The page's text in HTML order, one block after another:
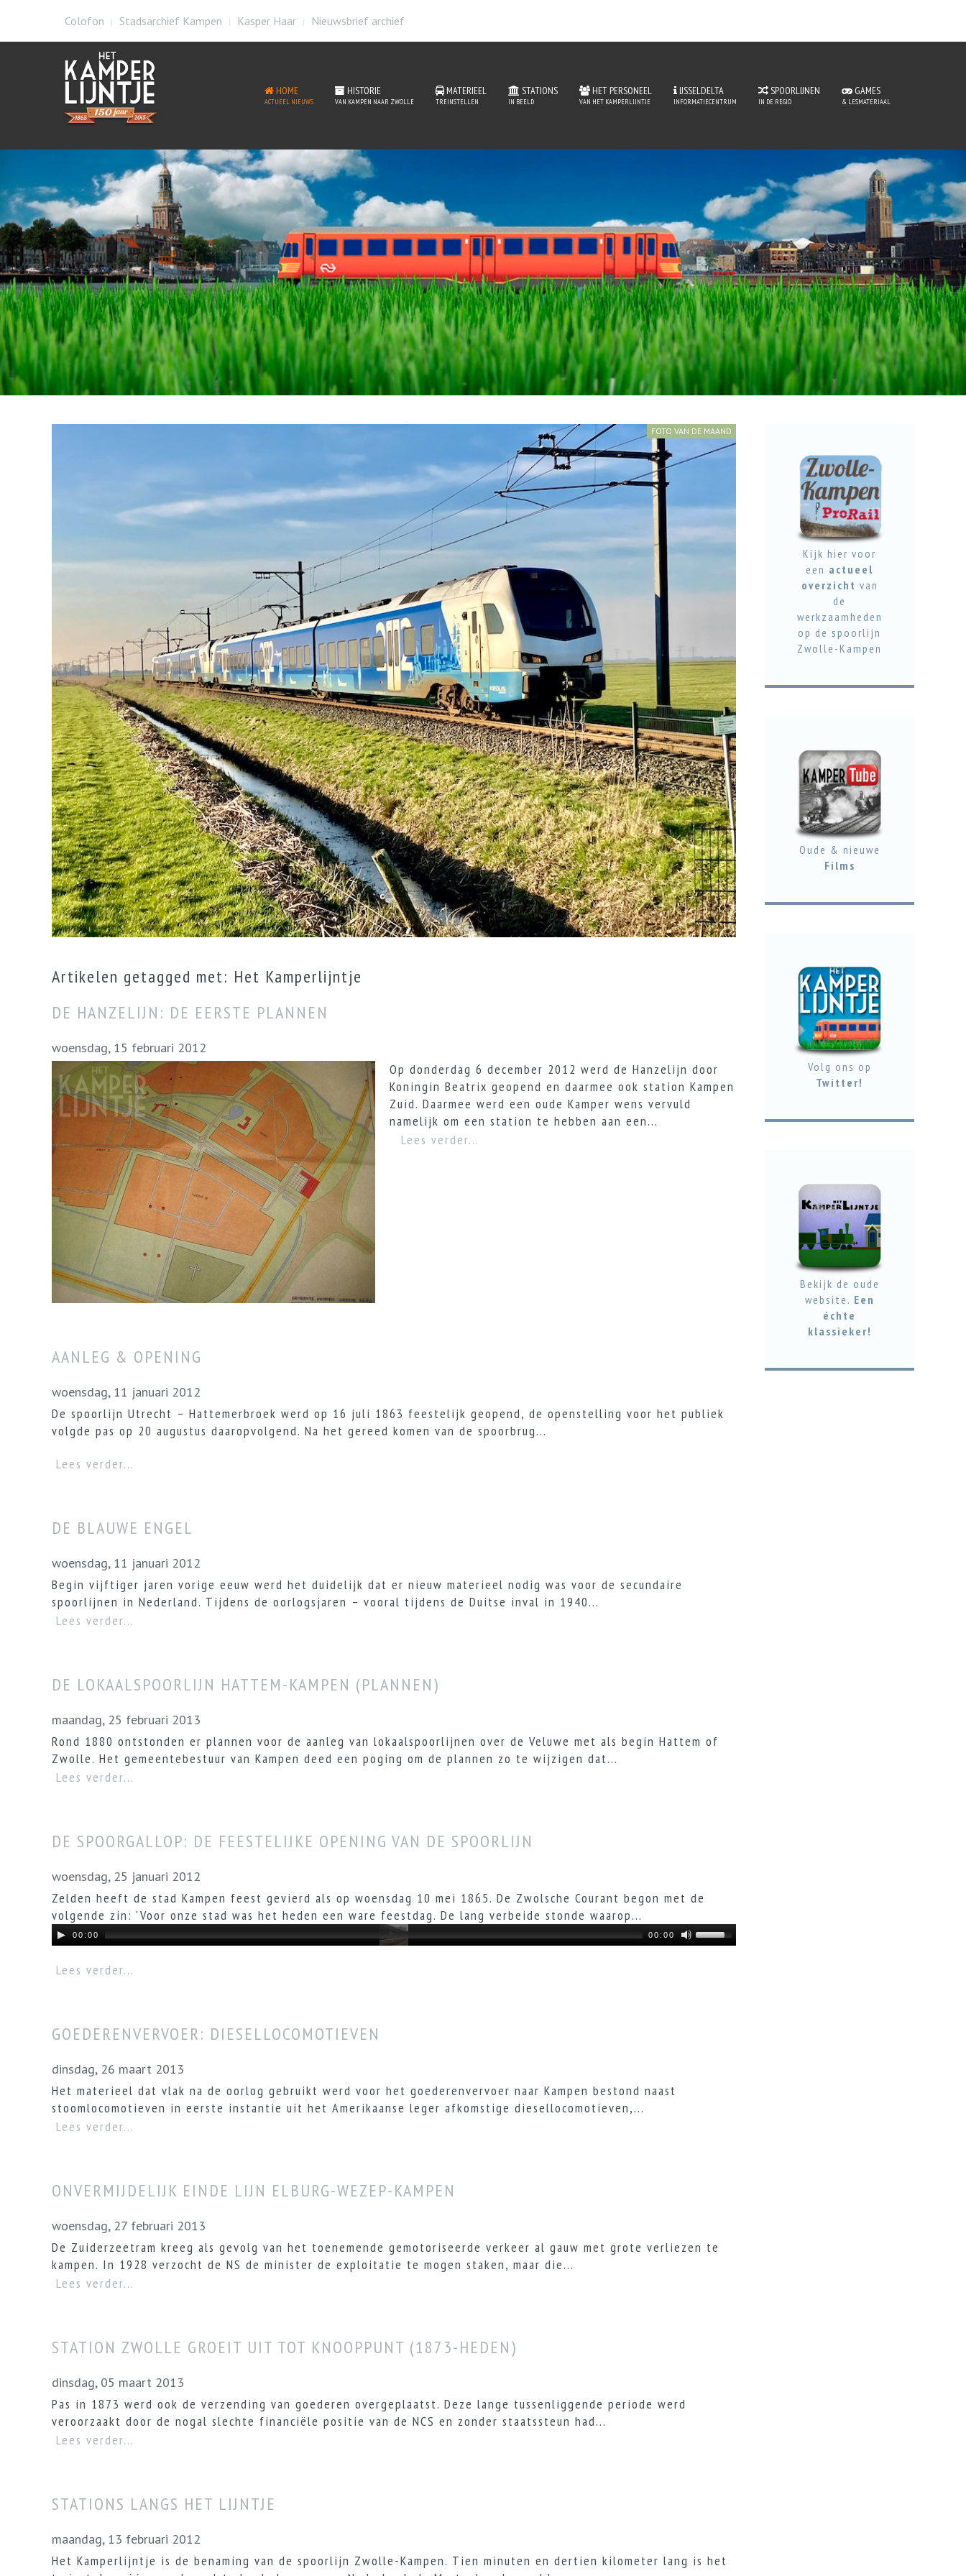
Colofon Stadsarchief Kampen Kasper Haar Nieuwsbrief archief
HOME
ACTUEEL NIEUWS
HISTORIE
VAN KAMPEN NAAR ZWOLLE
MATERIEEL
TREINSTELLEN
STATIONS
IN BEELD
HET PERSONEEL
VAN HET KAMPERLIJNTJE
IJSSELDELTA
INFORMATIECENTRUM
SPOORLIJNEN
IN DE REGIO
GAMES
& LESMATERIAAL
Welkom op de website van het KamperLijntje
MEER INFORMATIE
FOTO VAN DE MAAND
Zwolle maart 2025
Artikelen getagged met: Het Kamperlijntje
DE HANZELIJN: DE EERSTE PLANNEN
woensdag, 15 februari 2012
Op donderdag 6 december 2012 werd de Hanzelijn door
Koningin Beatrix geopend en daarmee ook station Kampen
Zuid. Daarmee werd een oude Kamper wens vervuld
namelijk om een station te hebben aan een...
Lees verder...
AANLEG & OPENING
woensdag, 11 januari 2012
De spoorlijn Utrecht – Hattemerbroek werd op 16 juli 1863 feestelijk geopend, de openstelling voor het publiek
volgde pas op 20 augustus daaropvolgend. Na het gereed komen van de spoorbrug...
Lees verder...
DE BLAUWE ENGEL
woensdag, 11 januari 2012
Begin vijftiger jaren vorige eeuw werd het duidelijk dat er nieuw materieel nodig was voor de secundaire
spoorlijnen in Nederland. Tijdens de oorlogsjaren – vooral tijdens de Duitse inval in 1940...
Lees verder...
DE LOKAALSPOORLIJN HATTEM-KAMPEN (PLANNEN)
maandag, 25 februari 2013
Rond 1880 ontstonden er plannen voor de aanleg van lokaalspoorlijnen over de Veluwe met als begin Hattem of
Zwolle. Het gemeentebestuur van Kampen deed een poging om de plannen zo te wijzigen dat...
Lees verder...
DE SPOORGALLOP: DE FEESTELIJKE OPENING VAN DE SPOORLIJN
woensdag, 25 januari 2012
Zelden heeft de stad Kampen feest gevierd als op woensdag 10 mei 1865. De Zwolsche Courant begon met de
volgende zin: 'Voor onze stad was het heden een ware feestdag. De lang verbeide stonde waarop...
00:00 00:00
Lees verder...
GOEDERENVERVOER: DIESELLOCOMOTIEVEN
dinsdag, 26 maart 2013
Het materieel dat vlak na de oorlog gebruikt werd voor het goederenvervoer naar Kampen bestond naast
stoomlocomotieven in eerste instantie uit het Amerikaanse leger afkomstige diesellocomotieven,...
Lees verder...
ONVERMIJDELIJK EINDE LIJN ELBURG-WEZEP-KAMPEN
woensdag, 27 februari 2013
De Zuiderzeetram kreeg als gevolg van het toenemende gemotoriseerde verkeer al gauw met grote verliezen te
kampen. In 1928 verzocht de NS de minister de exploitatie te mogen staken, maar die...
Lees verder...
STATION ZWOLLE GROEIT UIT TOT KNOOPPUNT (1873-HEDEN)
dinsdag, 05 maart 2013
Pas in 1873 werd ook de verzending van goederen overgeplaatst. Deze lange tussenliggende periode werd
veroorzaakt door de nogal slechte financiële positie van de NCS en zonder staatssteun had...
Lees verder...
STATIONS LANGS HET LIJNTJE
maandag, 13 februari 2012
Het Kamperlijntje is de benaming van de spoorlijn Zwolle-Kampen. Tien minuten en dertien kilometer lang is het
Kijk hier voor
een actueel
overzicht van
de
werkzaamheden
op de spoorlijn
Zwolle-Kampen
Oude & nieuwe
Films
Volg ons op
Twitter!
Bekijk de oude
website. Een
échte
klassieker!